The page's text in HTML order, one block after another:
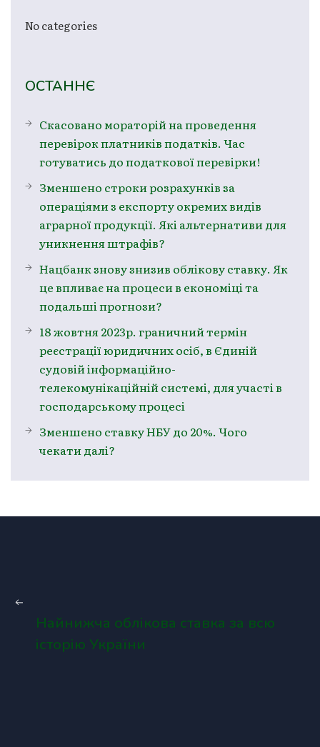
No categories
ОСТАННЄ
Скасовано мораторій на проведення
перевірок платників податків. Час
готуватись до податкової перевірки!
Зменшено строки розрахунків за
операціями з експорту окремих видів
аграрної продукції. Які альтернативи для
уникнення штрафів?
Нацбанк знову знизив облікову ставку. Як
це впливає на процеси в економіці та
подальші прогнози?
18 жовтня 2023р. граничний термін
реєстрації юридичних осіб, в Єдиній
судовій інформаційно-
телекомунікаційній системі, для участі в
господарському процесі
Зменшено ставку НБУ до 20%. Чого
чекати далі?
Найнижча облікова ставка за всю
історію України